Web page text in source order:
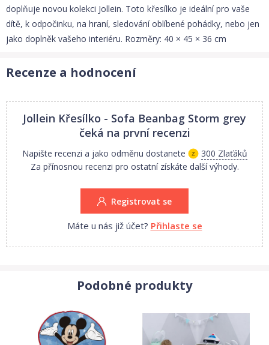
doplňuje novou kolekci Jollein. Toto křesílko je ideální pro vaše
dítě, k odpočinku, na hraní, sledování oblíbené pohádky, nebo jen
jako doplněk vašeho interiéru. Rozměry: 40 × 45 × 36 cm
Recenze a hodnocení
Jollein Křesílko - Sofa Beanbag Storm grey
čeká na první recenzi
Napište recenzi a jako odměnu dostanete
300 Zlaťáků
Za přínosnou recenzi pro ostatní získáte další výhody.
Registrovat se
Máte u nás již účet? Přihlaste se
Podobné produkty